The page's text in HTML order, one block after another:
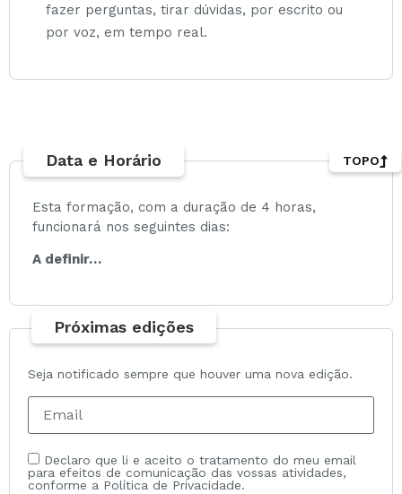
fazer perguntas, tirar dúvidas, por escrito ou
por voz, em tempo real.
Data e Horário
Esta formação, com a duração de 4 horas,
funcionará nos seguintes dias:
A definir…
TOPO
Próximas edições
Seja notificado sempre que houver uma nova edição.
Declaro que li e aceito o tratamento do meu email
para efeitos de comunicação das vossas atividades,
conforme a Política de Privacidade.